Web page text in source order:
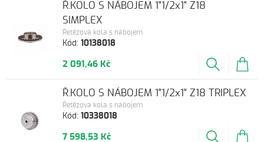
Kód:10138018
Řetězová kola s nábojem
Ř.KOLO S NÁBOJEM 1"1/2x1" Z18
SIMPLEX
2 091,46 Kč
Kód:10338018
Řetězová kola s nábojem
Ř.KOLO S NÁBOJEM 1"1/2x1" Z18 TRIPLEX
7 598,53 Kč